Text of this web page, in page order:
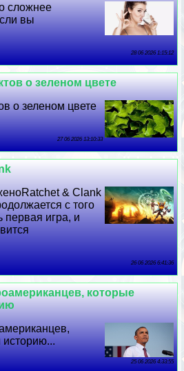
сложнее
вы
28 06 2026 1:15:12
о зеленом цвете
о зеленом цвете
27 06 2026 13:10:33
& Clank
с того
первая игра, и
26 06 2026 6:41:36
которые
25 06 2026 4:33:55